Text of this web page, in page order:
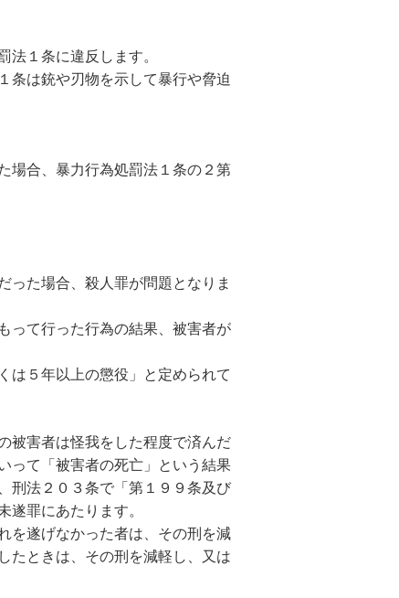
１条に違反します。
条は銃や刃物を示して暴行や脅迫
場合、暴力行為処罰法１条の２第
った場合、殺人罪が問題となりま
って行った行為の結果、被害者が
は５年以上の懲役」と定められて
被害者は怪我をした程度で済んだ
って「被害者の死亡」という結果
刑法２０３条で「第１９９条及び
罪にあたります。
を遂げなかった者は、その刑を減
たときは、その刑を減軽し、又は